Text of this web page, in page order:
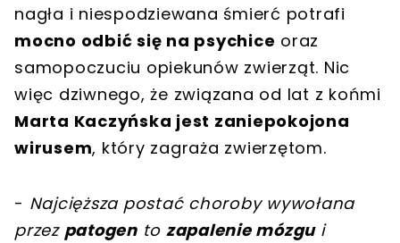
nagła i niespodziewana śmierć potrafi
mocno odbić się na psychice oraz
samopoczuciu opiekunów zwierząt. Nic
więc dziwnego, że związana od lat z końmi
Marta Kaczyńska jest zaniepokojona
wirusem, który zagraża zwierzętom.
- Najcięższa postać choroby wywołana
przez patogento zapalenie mózgui